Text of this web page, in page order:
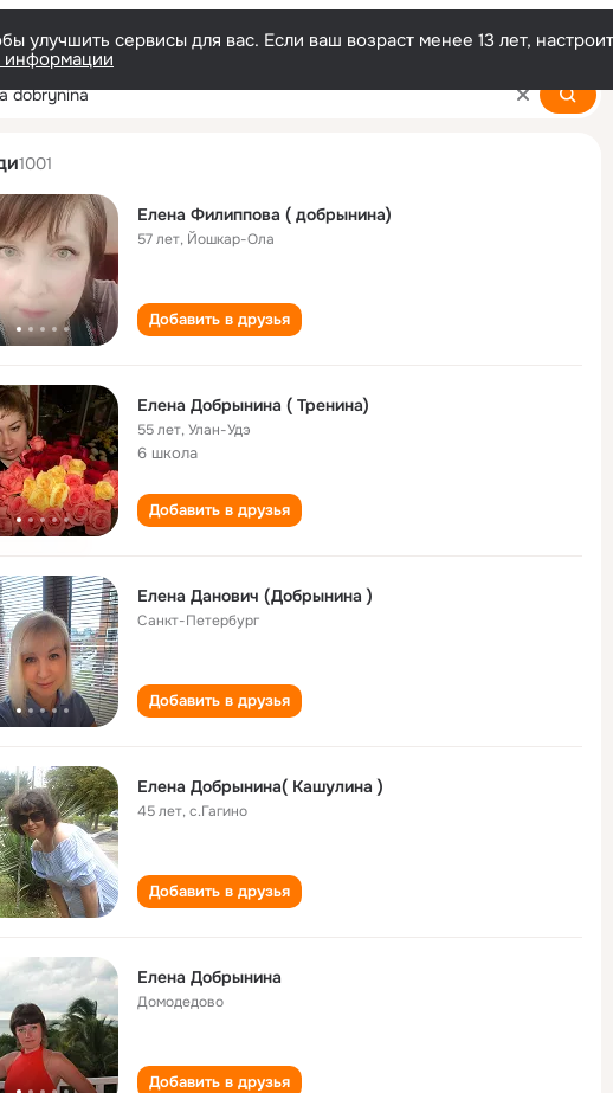
улучшить сервисы для вас. Если ваш возраст менее 13 лет,
dobrynina
1001
Елена Филиппова ( добрынина)
57 лет, Йошкар-Ола
Добавить в друзья
Елена Добрынина ( Тренина)
55 лет,Улан-Удэ
6 школа
Добавить в друзья
Елена Данович (Добрынина )
Санкт-Петербург
Добавить в друзья
Елена Добрынина( Кашулина )
45 лет,с.Гагино
Добавить в друзья
Елена Добрынина
Домодедово
Добавить в друзья